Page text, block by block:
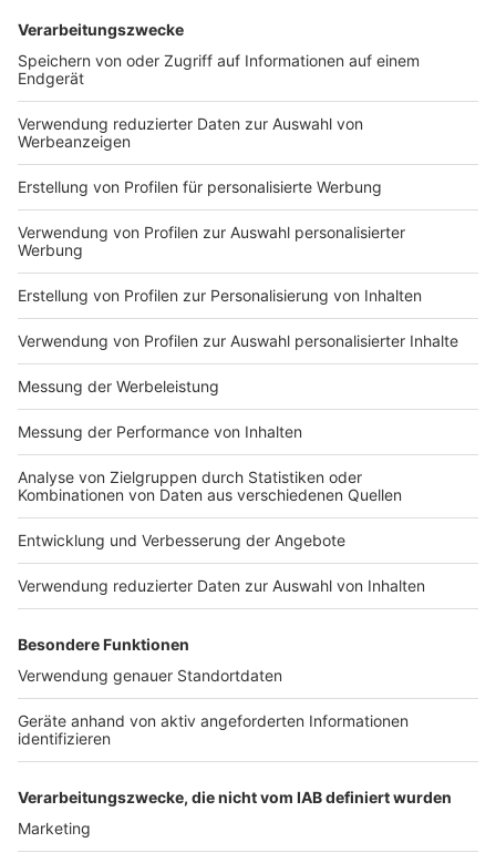
Zur Einhaltung der Maßnahmen sollen flächendeckend
die Kontrollen verstärkt werden. Zudem sollen Bund
Corona-Maßnahmen informieren "und durch möglichst
einheitliche Maßnahmen die Übersichtlichkeit erhöhen",
heißt es in dem Papier.
Reaktionen der betroffenen Betriebe und des
Landrats Kai Zwicker findet Ihr hier.
Anzeige
Zustimmung, um den YouTube
Video-Service zu laden!
Wir verwenden einen Service eines
Drittanbieters, um Videoinhalte
einzubetten. Dieser Service kann
Daten zu Ihren Aktivitäten
sammeln. Bitte lesen Sie die
Details durch und stimmen Sie der
Nutzung des Service zu, um dieses
Video anzusehen.
Akzeptieren
Armin Laschet zu den Ergebnissen der Bund-Länder-
Anzeige